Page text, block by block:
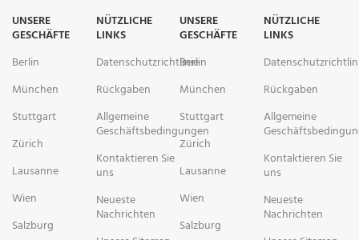
Für diese Indikation wird es in
Kombination mit Lenalidomid und
und Dexamethason eingesetzt.
Patienten mit multiplem
Vortherapien erhalten haben,
darunter Lenalidomid und einen
Proteasom-Inhibitor
(Drittlinientherapie). Für diese
mit Pomalidomid und
Dexamethason eingesetzt.
UNSERE
GESCHÄFTE
Berlin
München
Stuttgart
Zürich
Lausanne
Wien
Salzburg
NÜTZLICHE
LINKS
Datenschutzrichtlinie
Rückgaben
Allgemeine
Geschäftsbedingungen
Kontaktieren Sie
uns
Neueste
Nachrichten
UNSERE
GESCHÄFTE
Berlin
München
Stuttgart
Zürich
Lausanne
Wien
Salzburg
NÜTZLICHE
LINKS
Rückgaben
Allgemeine
Kontaktieren Sie
uns
Neueste
Nachrichten